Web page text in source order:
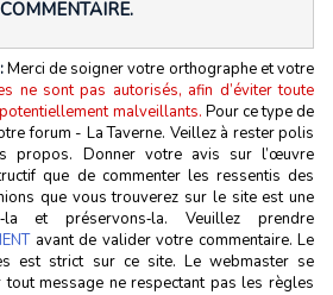
COMMENTAIRE.
Merci de soigner votre orthographe et votre
ne sont pas autorisés, afin d’éviter toute
malveillants. Pour ce type de
forum - La Taverne. Veillez à rester polis
propos. Donner votre avis sur l’œuvre
que de commenter les ressentis des
que vous trouverez sur le site est une
et préservons‑la. Veuillez prendre
avant de valider votre commentaire. Le
est strict sur ce site. Le webmaster se
message ne respectant pas les règles